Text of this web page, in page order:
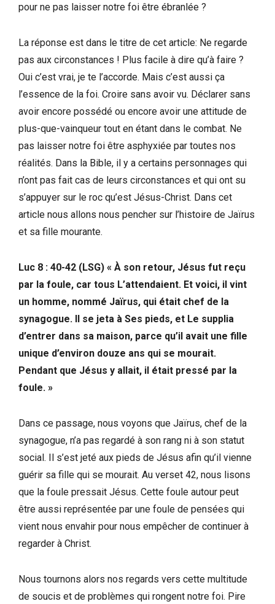
pour ne pas laisser notre foi être ébranlée ?
La réponse est dans le titre de cet article: Ne regarde
pas aux circonstances ! Plus facile à dire qu’à faire ?
Oui c’est vrai, je te l’accorde. Mais c’est aussi ça
l’essence de la foi. Croire sans avoir vu. Déclarer sans
avoir encore possédé ou encore avoir une attitude de
plus-que-vainqueur tout en étant dans le combat. Ne
pas laisser notre foi être asphyxiée par toutes nos
réalités. Dans la Bible, il y a certains personnages qui
n’ont pas fait cas de leurs circonstances et qui ont su
s’appuyer sur le roc qu’est Jésus-Christ. Dans cet
article nous allons nous pencher sur l’histoire de Jaïrus
et sa fille mourante.
Luc 8 : 40-42 (LSG) « À son retour, Jésus fut reçu
par la foule, car tous L’attendaient. Et voici, il vint
un homme, nommé Jaïrus, qui était chef de la
synagogue. Il se jeta à Ses pieds, et Le supplia
d’entrer dans sa maison, parce qu’il avait une fille
unique d’environ douze ans qui se mourait.
Pendant que Jésus y allait, il était pressé par la
foule. »
Dans ce passage, nous voyons que Jaïrus, chef de la
synagogue, n’a pas regardé à son rang ni à son statut
social. Il s’est jeté aux pieds de Jésus afin qu’il vienne
guérir sa fille qui se mourait. Au verset 42, nous lisons
que la foule pressait Jésus. Cette foule autour peut
être aussi représentée par une foule de pensées qui
vient nous envahir pour nous empêcher de continuer à
regarder à Christ.
Nous tournons alors nos regards vers cette multitude
de soucis et de problèmes qui rongent notre foi. Pire